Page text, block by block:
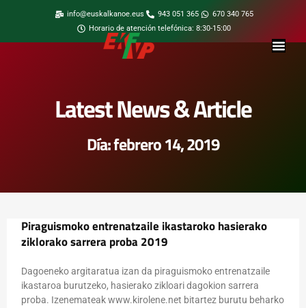
info@euskalkanoe.eus 943 051 365
670 340 765
Horario de atención telefónica: 8:30-15:00
Latest News & Article
Día: febrero 14, 2019
Piraguismoko entrenatzaile ikastaroko hasierako
ziklorako sarrera proba 2019
Dagoeneko argitaratua izan da piraguismoko entrenatzaile
ikastaroa burutzeko, hasierako zikloari dagokion sarrera
proba. Izenemateak www.kirolene.net bitartez burutu beharko